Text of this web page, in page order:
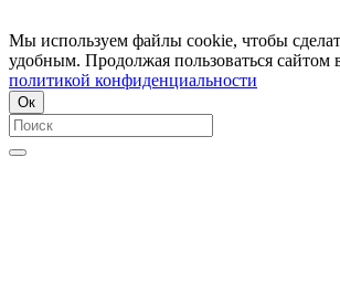
Мы используем файлы cookie, чтобы
удобным. Продолжая пользоваться сайтом
политикой конфиденциальности
Ок